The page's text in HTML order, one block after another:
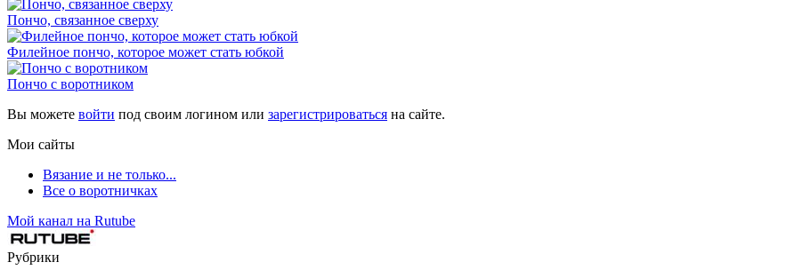
Пончо, связанное сверху
Филейное пончо, которое может стать юбкой
Пончо с воротником
Вы можете войти под своим логином или зарегистрироваться на сайте.
Мои сайты
Вязание и не только...
Все о воротничках
Мой канал на Rutube
Рубрики